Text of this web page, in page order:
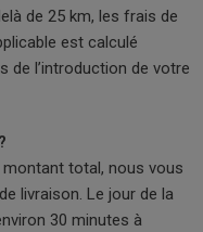
de 25 km, les frais de
est calculé
de l’introduction de votre
montant total, nous vous
livraison. Le jour de la
30 minutes à